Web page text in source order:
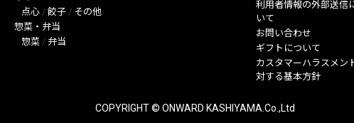
点心 / 餃子 / その他
惣菜・弁当
惣菜 / 弁当
利用者情報の外部送信
いて
お問い合わせ
ギフトについて
カスタマーハラスメン
対する基本方針
COPYRIGHT © ONWARD KASHIYAMA.Co.,Ltd